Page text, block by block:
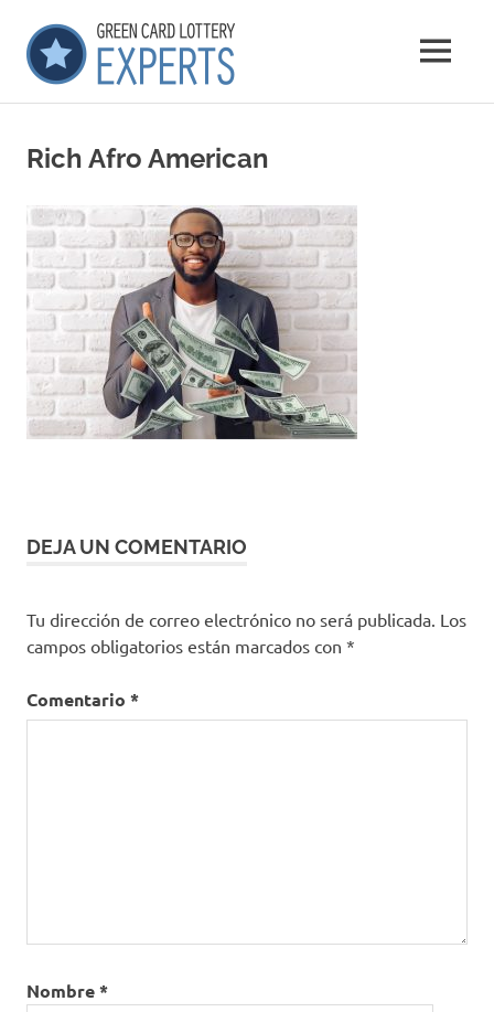
contenido
GCLExperts
Experts
MENÚ
Rich Afro American
DEJA UN COMENTARIO
Tu dirección de correo electrónico no será publicada. Los
campos obligatorios están marcados con *
Comentario *
Nombre*